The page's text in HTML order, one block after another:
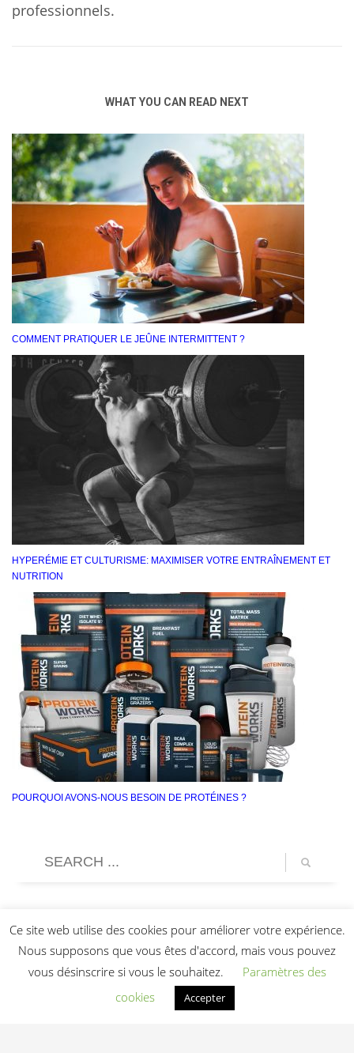
professionnels.
WHAT YOU CAN READ NEXT
COMMENT PRATIQUER LE JEÛNE INTERMITTENT ?
HYPERÉMIE ET CULTURISME: MAXIMISER VOTRE ENTRAÎNEMENT ET
NUTRITION
POURQUOI AVONS-NOUS BESOIN DE PROTÉINES ?
Ce site web utilise des cookies pour améliorer votre expérience.
Nous supposons que vous êtes d'accord, mais vous pouvez
vous désinscrire si vous le souhaitez.
Paramètres des
cookies
Accepter